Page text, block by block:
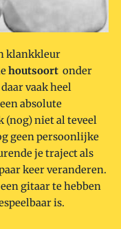
klankkleur
houtsoortonder
vaak heel
absolute
(nog) niet al teveel
geen persoonlijke
je traject als
keer veranderen.
gitaar te hebben
is.